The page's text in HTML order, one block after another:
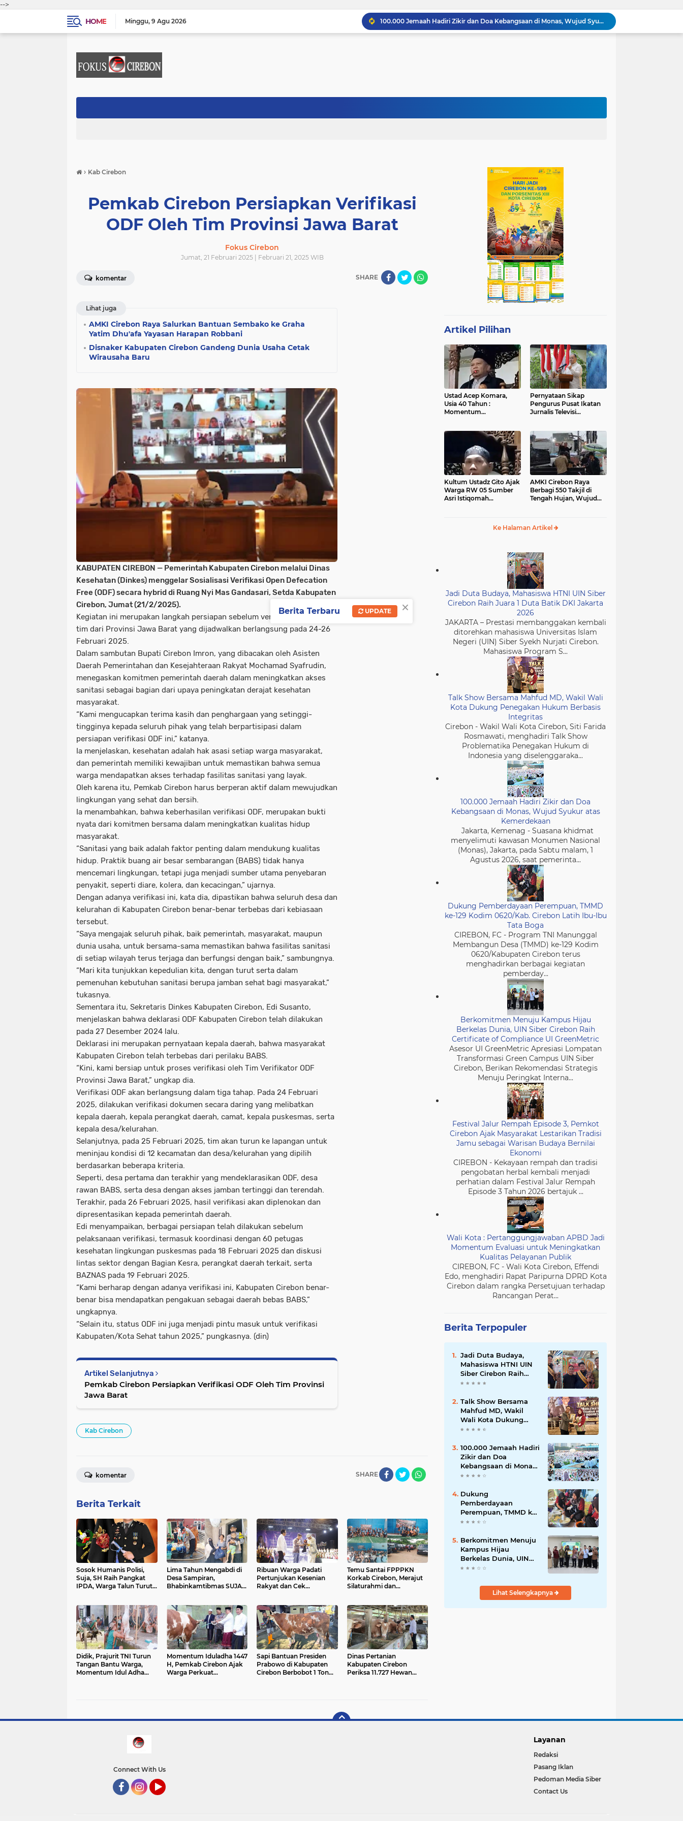
-->
HOME
Minggu 9 Agu 2026
100.000 Jemaah Hadiri Zikir dan Doa Kebangsaan di Monas, Wujud Syukur atas Kemerdekaan
Wali Kota Lantik Dewan Pengawas dan Direksi BUMD, Tegaskan Komitmen pada Kinerja dan Integritas
Wali Kota Kunjungi UPT Latihan Tenaga Kerja, Siapkan SDM Kompeten dan Siap Bersaing
› Kab Cirebon
Pemkab Cirebon Persiapkan Verifikasi
ODF Oleh Tim Provinsi Jawa Barat
Fokus Cirebon
Jumat, 21 Februari 2025 | Februari 21, 2025 WIB
komentar SHARE
Lihat juga
AMKI Cirebon Raya Salurkan Bantuan Sembako ke Graha
Yatim Dhu'afa Yayasan Harapan Robbani
Disnaker Kabupaten Cirebon Gandeng Dunia Usaha Cetak
Wirausaha Baru
KABUPATEN CIREBON — Pemerintah Kabupaten Cirebon melalui Dinas
Kesehatan (Dinkes) menggelar Sosialisasi Verifikasi Open Defecation
Free (ODF) secara hybrid di Ruang Nyi Mas Gandasari, Setda Kabupaten
Cirebon, Jumat (21/2/2025).
Kegiatan ini merupakan langkah persiapan sebelum verifikasi ODF oleh
tim dari Provinsi Jawa Barat yang dijadwalkan berlangsung pada 24-26
Februari 2025.
Dalam sambutan Bupati Cirebon Imron, yang dibacakan oleh Asisten
Daerah Pemerintahan dan Kesejahteraan Rakyat Mochamad Syafrudin,
menegaskan komitmen pemerintah daerah dalam meningkatkan akses
sanitasi sebagai bagian dari upaya peningkatan derajat kesehatan
masyarakat.
“Kami mengucapkan terima kasih dan penghargaan yang setinggi-
tingginya kepada seluruh pihak yang telah berpartisipasi dalam
persiapan verifikasi ODF ini,” katanya.
Ia menjelaskan, kesehatan adalah hak asasi setiap warga masyarakat,
dan pemerintah memiliki kewajiban untuk memastikan bahwa semua
warga mendapatkan akses terhadap fasilitas sanitasi yang layak.
Oleh karena itu, Pemkab Cirebon harus berperan aktif dalam mewujudkan
lingkungan yang sehat dan bersih.
Ia menambahkan, bahwa keberhasilan verifikasi ODF, merupakan bukti
nyata dari komitmen bersama dalam meningkatkan kualitas hidup
masyarakat.
“Sanitasi yang baik adalah faktor penting dalam mendukung kualitas
hidup. Praktik buang air besar sembarangan (BABS) tidak hanya
mencemari lingkungan, tetapi juga menjadi sumber utama penyebaran
penyakit, seperti diare, kolera, dan kecacingan,” ujarnya.
Dengan adanya verifikasi ini, kata dia, dipastikan bahwa seluruh desa dan
kelurahan di Kabupaten Cirebon benar-benar terbebas dari kebiasaan
tersebut.
“Saya mengajak seluruh pihak, baik pemerintah, masyarakat, maupun
dunia usaha, untuk bersama-sama memastikan bahwa fasilitas sanitasi
di setiap wilayah terus terjaga dan berfungsi dengan baik,” sambungnya.
“Mari kita tunjukkan kepedulian kita, dengan turut serta dalam
pemenuhan kebutuhan sanitasi berupa jamban sehat bagi masyarakat,”
tukasnya.
Sementara itu, Sekretaris Dinkes Kabupaten Cirebon, Edi Susanto,
menjelaskan bahwa deklarasi ODF Kabupaten Cirebon telah dilakukan
pada 27 Desember 2024 lalu.
Deklarasi ini merupakan pernyataan kepala daerah, bahwa masyarakat
Kabupaten Cirebon telah terbebas dari perilaku BABS.
“Kini, kami bersiap untuk proses verifikasi oleh Tim Verifikator ODF
Provinsi Jawa Barat,” ungkap dia.
Verifikasi ODF akan berlangsung dalam tiga tahap. Pada 24 Februari
2025, dilakukan verifikasi dokumen secara daring yang melibatkan
kepala daerah, kepala perangkat daerah, camat, kepala puskesmas, serta
kepala desa/kelurahan.
Selanjutnya, pada 25 Februari 2025, tim akan turun ke lapangan untuk
meninjau kondisi di 12 kecamatan dan desa/kelurahan yang dipilih
berdasarkan beberapa kriteria.
Seperti, desa pertama dan terakhir yang mendeklarasikan ODF, desa
rawan BABS, serta desa dengan akses jamban tertinggi dan terendah.
Terakhir, pada 26 Februari 2025, hasil verifikasi akan diplenokan dan
dipresentasikan kepada pemerintah daerah.
Edi menyampaikan, berbagai persiapan telah dilakukan sebelum
pelaksanaan verifikasi, termasuk koordinasi dengan 60 petugas
kesehatan lingkungan puskesmas pada 18 Februari 2025 dan diskusi
lintas sektor dengan Bagian Kesra, perangkat daerah terkait, serta
BAZNAS pada 19 Februari 2025.
“Kami berharap dengan adanya verifikasi ini, Kabupaten Cirebon benar-
benar bisa mendapatkan pengakuan sebagai daerah bebas BABS,”
ungkapnya.
“Selain itu, status ODF ini juga menjadi pintu masuk untuk verifikasi
Kabupaten/Kota Sehat tahun 2025,” pungkasnya. (din)
Artikel Selanjutnya
Pemkab Cirebon Persiapkan Verifikasi ODF Oleh Tim Provinsi
Jawa Barat
Kab Cirebon
SHARE
komentar
Berita Terkait
Sosok Humanis Polisi,
Suja, SH Raih Pangkat
IPDA, Warga Talun Turut
Lima Tahun Mengabdi di
Desa Sampiran,
Bhabinkamtibmas SUJA
Ribuan Warga Padati
Pertunjukan Kesenian
Rakyat dan Cek
Temu Santai FPPPKN
Korkab Cirebon, Merajut
Silaturahmi dan
Didik, Prajurit TNI Turun
Tangan Bantu Warga,
Momentum Idul Adha
Momentum Iduladha 1447
H, Pemkab Cirebon Ajak
Warga Perkuat
Sapi Bantuan Presiden
Prabowo di Kabupaten
Cirebon Berbobot 1 Ton
Dinas Pertanian
Kabupaten Cirebon
Periksa 11.727 Hewan
Artikel Pilihan
Ustad Acep Komara,
Usia 40 Tahun :
Momentum
Pernyataan Sikap
Pengurus Pusat Ikatan
Jurnalis Televisi
Kultum Ustadz Gito Ajak
Warga RW 05 Sumber
Asri Istiqomah
AMKI Cirebon Raya
Berbagi 550 Takjil di
Tengah Hujan, Wujud
Ke Halaman Artikel
Jadi Duta Budaya, Mahasiswa HTNI UIN Siber
Cirebon Raih Juara 1 Duta Batik DKI Jakarta
2026
JAKARTA – Prestasi membanggakan kembali
ditorehkan mahasiswa Universitas Islam
Negeri (UIN) Siber Syekh Nurjati Cirebon.
Mahasiswa Program S...
Talk Show Bersama Mahfud MD, Wakil Wali
Kota Dukung Penegakan Hukum Berbasis
Integritas
Cirebon - Wakil Wali Kota Cirebon, Siti Farida
Rosmawati, menghadiri Talk Show
Problematika Penegakan Hukum di
Indonesia yang diselenggaraka...
100.000 Jemaah Hadiri Zikir dan Doa
Kebangsaan di Monas, Wujud Syukur atas
Kemerdekaan
Jakarta, Kemenag - Suasana khidmat
menyelimuti kawasan Monumen Nasional
(Monas), Jakarta, pada Sabtu malam, 1
Agustus 2026, saat pemerinta...
Dukung Pemberdayaan Perempuan, TMMD
ke-129 Kodim 0620/Kab. Cirebon Latih Ibu-Ibu
Tata Boga
CIREBON, FC - Program TNI Manunggal
Membangun Desa (TMMD) ke-129 Kodim
0620/Kabupaten Cirebon terus
menghadirkan berbagai kegiatan
pemberday...
Berkomitmen Menuju Kampus Hijau
Berkelas Dunia, UIN Siber Cirebon Raih
Certificate of Compliance UI GreenMetric
Asesor UI GreenMetric Apresiasi Lompatan
Transformasi Green Campus UIN Siber
Cirebon, Berikan Rekomendasi Strategis
Menuju Peringkat Interna...
Festival Jalur Rempah Episode 3, Pemkot
Cirebon Ajak Masyarakat Lestarikan Tradisi
Jamu sebagai Warisan Budaya Bernilai
Ekonomi
CIREBON - Kekayaan rempah dan tradisi
pengobatan herbal kembali menjadi
perhatian dalam Festival Jalur Rempah
Episode 3 Tahun 2026 bertajuk ...
Wali Kota : Pertanggungjawaban APBD Jadi
Momentum Evaluasi untuk Meningkatkan
Kualitas Pelayanan Publik
CIREBON, FC - Wali Kota Cirebon, Effendi
Edo, menghadiri Rapat Paripurna DPRD Kota
Cirebon dalam rangka Persetujuan terhadap
Rancangan Perat...
Berita Terpopuler
Jadi Duta Budaya,
Mahasiswa HTNI UIN
Siber Cirebon Raih
Juara 1 Duta Batik DKI
Talk Show Bersama
Mahfud MD, Wakil
Wali Kota Dukung
Penegakan Hukum
100.000 Jemaah Hadiri
Zikir dan Doa
Kebangsaan di Monas,
Wujud Syukur atas
Dukung
Pemberdayaan
Perempuan, TMMD ke-
129 Kodim 0620/Kab.
Tata Boga
Berkomitmen Menuju
Kampus Hijau
Berkelas Dunia, UIN
Siber Cirebon Raih
Compliance UI
GreenMetricLihat Selengkapnya
Connect With Us
Layanan
Redaksi
Pasang Iklan
Pedoman Media Siber
Contact Us
×
Berita Terbaru UPDATE